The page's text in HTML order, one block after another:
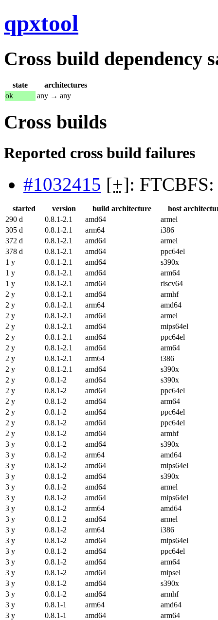
qpxtool
Cross build dependency
state
architectures
ok
any → any
Cross builds
Reported cross build failures
#1032415 [+]: FTCBFS:
started version build architecture
host
290 d
0.8.1-2.1 amd64
armel
305 d
0.8.1-2.1 arm64
i386
372 d
0.8.1-2.1 amd64
armel
378 d
0.8.1-2.1 amd64
ppc64el
1 y
0.8.1-2.1 amd64
s390x
1 y
0.8.1-2.1 amd64
arm64
1 y
0.8.1-2.1 amd64
riscv64
2 y
0.8.1-2.1 amd64
armhf
2 y
0.8.1-2.1 arm64
amd64
2 y
0.8.1-2.1 amd64
armel
2 y
0.8.1-2.1 amd64
mips64el
2 y
0.8.1-2.1 amd64
ppc64el
2 y
0.8.1-2.1 amd64
arm64
2 y
0.8.1-2.1 arm64
i386
2 y
0.8.1-2.1 amd64
s390x
2 y
0.8.1-2 amd64
s390x
2 y
0.8.1-2 amd64
ppc64el
2 y
0.8.1-2 amd64
arm64
2 y
0.8.1-2 amd64
ppc64el
2 y
0.8.1-2 amd64
ppc64el
2 y
0.8.1-2 amd64
armhf
3 y
0.8.1-2 amd64
s390x
3 y
0.8.1-2 arm64
amd64
3 y
0.8.1-2 amd64
mips64el
3 y
0.8.1-2 amd64
s390x
3 y
0.8.1-2 amd64
armel
3 y
0.8.1-2 amd64
mips64el
3 y
0.8.1-2 arm64
amd64
3 y
0.8.1-2 amd64
armel
3 y
0.8.1-2 arm64
i386
3 y
0.8.1-2 amd64
mips64el
3 y
0.8.1-2 amd64
ppc64el
3 y
0.8.1-2 amd64
arm64
3 y
0.8.1-2 amd64
mipsel
3 y
0.8.1-2 amd64
s390x
3 y
0.8.1-2 amd64
armhf
3 y
0.8.1-1 arm64
amd64
3 y
0.8.1-1 amd64
arm64